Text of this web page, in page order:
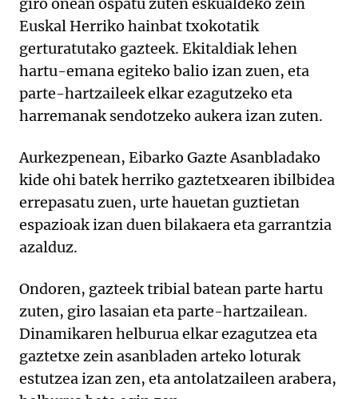
giro onean ospatu zuten eskualdeko zein
Euskal Herriko hainbat txokotatik
gerturatutako gazteek. Ekitaldiak lehen
hartu-emana egiteko balio izan zuen, eta
parte-hartzaileek elkar ezagutzeko eta
harremanak sendotzeko aukera izan zuten.
Aurkezpenean, Eibarko Gazte Asanbladako
kide ohi batek herriko gaztetxearen ibilbidea
errepasatu zuen, urte hauetan guztietan
espazioak izan duen bilakaera eta garrantzia
azalduz.
Ondoren, gazteek tribial batean parte hartu
zuten, giro lasaian eta parte-hartzailean.
Dinamikaren helburua elkar ezagutzea eta
gaztetxe zein asanbladen arteko loturak
estutzea izan zen, eta antolatzaileen arabera,